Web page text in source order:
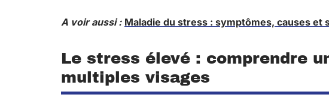
A voir aussi : Maladie du stress : symptômes, causes et
Le stress élevé : comprendre
multiples visages